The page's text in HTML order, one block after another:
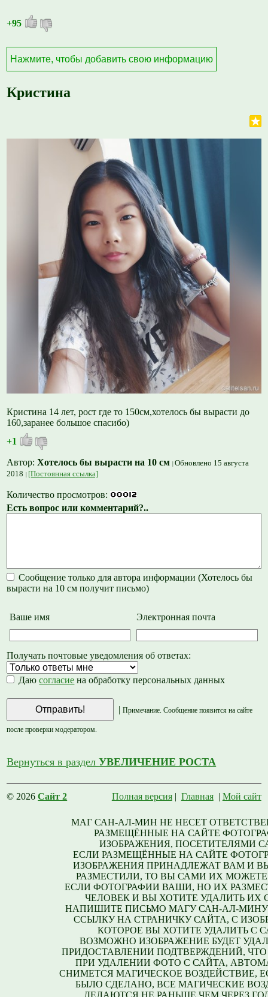
+95
Нажмите, чтобы добавить свою информацию
Кристина
Кристина 14 лет, рост где то 150см,хотелось бы вырасти до
160,заранее большое спасибо)
+1
Автор:Хотелось бы вырасти на 10 см Обновлено 15 августа
2018
[Постоянная ссылка]
Количество просмотров:
Есть вопрос или комментарий?..
Сообщение только для автора информации (Хотелось бы
вырасти на 10 см получит письмо)
Ваше имя Электронная почта
Получать почтовые уведомления об ответах:
Даюсогласие на обработку персональных данных
| Примечание. Сообщение появится на сайте
после проверки модератором.
Вернуться в разделУВЕЛИЧЕНИЕ РОСТА
© 2026Сайт 2 Полная версия| Главная| Мой сайт
МАГ САН-АЛ-МИН НЕ НЕСЕТ
РАЗМЕЩЁННЫЕ НА САЙТЕ
ИЗОБРАЖЕНИЯ, ПОСЕТИТЕЛЯМИ
ЕСЛИ РАЗМЕЩЁННЫЕ НА САЙТЕ
ИЗОБРАЖЕНИЯ ПРИНАДЛЕЖАТ ВАМ И
РАЗМЕСТИЛИ, ТО ВЫ САМИ ИХ МОЖЕТЕ
ЕСЛИ ФОТОГРАФИИ ВАШИ, НО ИХ
ЧЕЛОВЕК И ВЫ ХОТИТЕ УДАЛИТЬ ИХ
НАПИШИТЕ ПИСЬМО МАГУ САН-АЛ-
ССЫЛКУ НА СТРАНИЧКУ САЙТА, С
КОТОРОЕ ВЫ ХОТИТЕ УДАЛИТЬ С
ВОЗМОЖНО ИЗОБРАЖЕНИЕ БУДЕТ
ПРИДОСТАВЛЕНИИ ПОДТВЕРЖДЕНИЙ,
ПРИ УДАЛЕНИИ ФОТО С САЙТА,
СНИМЕТСЯ МАГИЧЕСКОЕ ВОЗДЕЙСТВИЕ,
БЫЛО СДЕЛАНО, ВСЕ МАГИЧЕСКИЕ
ДЕЛАЮТСЯ НЕ РАНЬШЕ ЧЕМ ЧЕРЕЗ